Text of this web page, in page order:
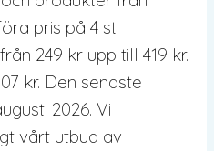
pris på 4 st
249 kr upp till 419 kr.
kr. Den senaste
2026. Vi
vårt utbud av